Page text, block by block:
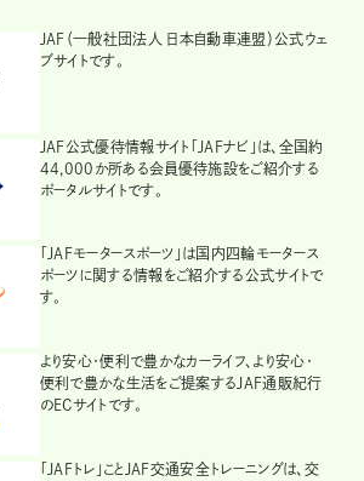
JAF（一般社団法人 日本自動車連盟）公式ウェ
ブサイトです。
JAF公式優待情報サイト「JAFナビ」は、全国約
44,000か所ある会員優待施設をご紹介する
ポータルサイトです。
「JAFモータースポーツ」は国内四輪モータース
ポーツに関する情報をご紹介する公式サイトで
す。
より安心・便利で豊かなカーライフ、より安心・
便利で豊かな生活をご提案するJAF通販紀行
のECサイトです。
「JAFトレ」ことJAF交通安全トレーニングは、交